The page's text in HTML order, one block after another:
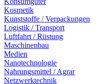
Kosmetik
Kunststoffe / Verpackungen
Logistik / Transport
Luftfahrt / Rüstung
Maschinenbau
Medien
Nanotechnologie
Nahrungsmittel / Agrar
Netzwerktechnik